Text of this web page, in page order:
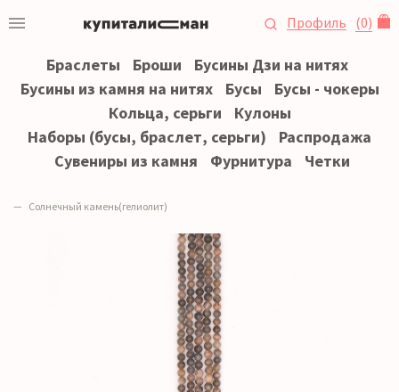
Профиль (0)
Браслеты Броши
Бусины Дзи на нитях
Бусины из камня на нитях
Бусы
Бусы - чокеры
Кольца, серьги
Кулоны
Наборы (бусы, браслет, серьги)
Распродажа
Сувениры из камня
Фурнитура Четки
Солнечный камень(гелиолит)